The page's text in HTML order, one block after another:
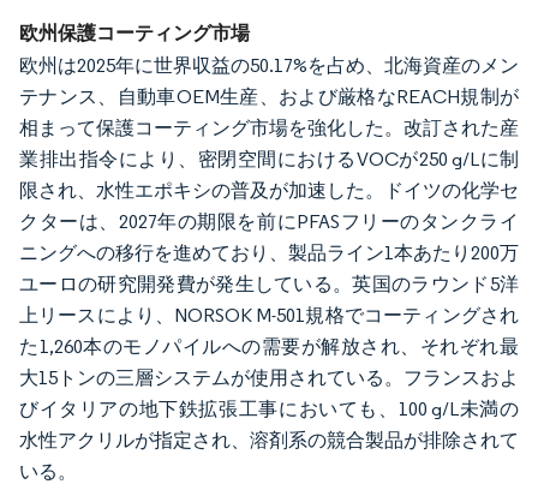
欧州保護コーティング市場
欧州は2025年に世界収益の50.17%を占め、北海資産のメン
テナンス、自動車OEM生産、および厳格なREACH規制が
相まって保護コーティング市場を強化した。改訂された産
業排出指令により、密閉空間におけるVOCが250 g/Lに制
限され、水性エポキシの普及が加速した。ドイツの化学セ
クターは、2027年の期限を前にPFASフリーのタンクライ
ニングへの移行を進めており、製品ライン1本あたり200万
ユーロの研究開発費が発生している。英国のラウンド5洋
上リースにより、NORSOK M-501規格でコーティングされ
た1,260本のモノパイルへの需要が解放され、それぞれ最
大15トンの三層システムが使用されている。フランスおよ
びイタリアの地下鉄拡張工事においても、100 g/L未満の
水性アクリルが指定され、溶剤系の競合製品が排除されて
いる。